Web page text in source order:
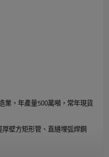
業，年產量500萬噸，常年現貨
壁方矩形管、直縫埋弧焊鋼